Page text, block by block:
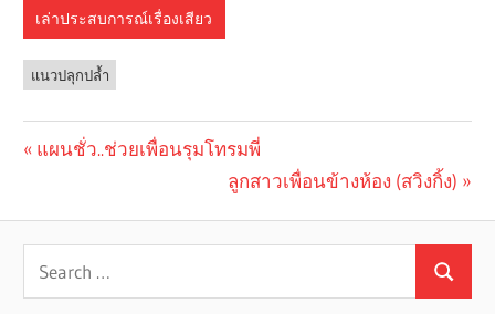
เล่าประสบการณ์เรื่องเสียว
แนวปลุกปล้ำ
navigation
Previous
แผนชั่ว..ช่วยเพื่อนรุมโทรมพี่
Next
ลูกสาวเพื่อนข้างห้อง (สวิงกิ้ง)